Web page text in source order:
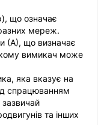
що означає
мереж.
(А), що визначає
вимикач може
яка вказує на
спрацюванням
та інших